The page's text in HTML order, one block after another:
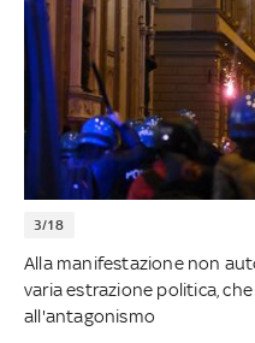
3/18
Alla manifestazione non
varia estrazione politica,
all'antagonismo